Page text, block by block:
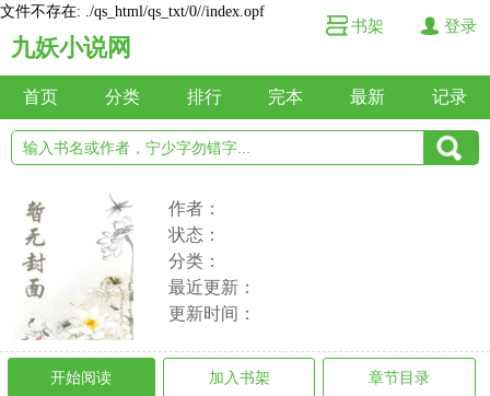
文件不存在: ./qs_html/qs_txt/0//index.opf
九妖小说网
书架 登录
首页 分类 排行 完本 最新 记录
作者：
状态：
分类：
最近更新：
更新时间：
开始阅读 加入书架 章节目录